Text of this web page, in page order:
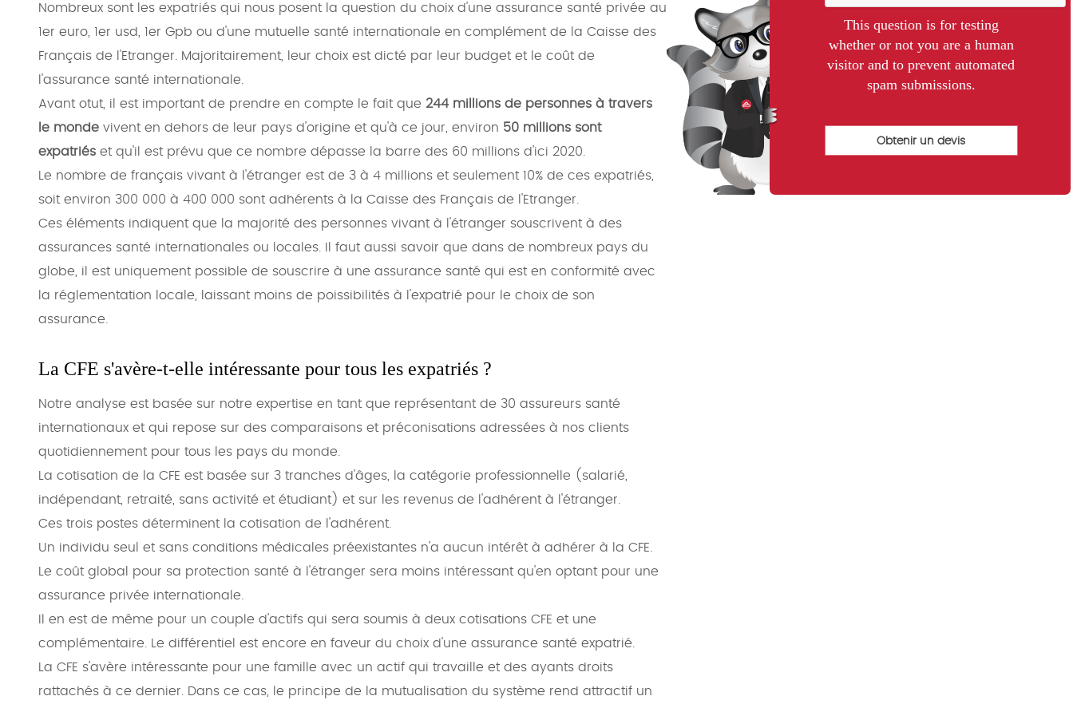
Nombreux sont les expatriés qui nous posent la question du choix d'une assurance santé privée au
1er euro, 1er usd, 1er Gpb ou d'une mutuelle santé internationale en complément de la Caisse des
Français de l'Etranger. Majoritairement, leur choix est dicté par leur budget et le coût de
l'assurance santé internationale.
Avant otut, il est important de prendre en compte le fait que 244 millions de personnes à travers
le monde vivent en dehors de leur pays d'origine et qu'à ce jour, environ 50 millions sont
expatriés et qu'il est prévu que ce nombre dépasse la barre des 60 millions d'ici 2020.
Le nombre de français vivant à l'étranger est de 3 à 4 millions et seulement 10% de ces expatriés,
soit environ 300 000 à 400 000 sont adhérents à la Caisse des Français de l'Etranger.
Ces éléments indiquent que la majorité des personnes vivant à l'étranger souscrivent à des
assurances santé internationales ou locales. Il faut aussi savoir que dans de nombreux pays du
globe, il est uniquement possible de souscrire à une assurance santé qui est en conformité avec
la réglementation locale, laissant moins de poissibilités à l'expatrié pour le choix de son
assurance.
La CFE s'avère-t-elle intéressante pour tous les expatriés ?
Notre analyse est basée sur notre expertise en tant que représentant de 30 assureurs santé
internationaux et qui repose sur des comparaisons et préconisations adressées à nos clients
quotidiennement pour tous les pays du monde.
La cotisation de la CFE est basée sur 3 tranches d'âges, la catégorie professionnelle (salarié,
indépendant, retraité, sans activité et étudiant) et sur les revenus de l'adhérent à l'étranger.
Ces trois postes déterminent la cotisation de l'adhérent.
Un individu seul et sans conditions médicales préexistantes n'a aucun intérêt à adhérer à la CFE.
Le coût global pour sa protection santé à l'étranger sera moins intéressant qu'en optant pour une
assurance privée internationale.
Il en est de même pour un couple d'actifs qui sera soumis à deux cotisations CFE et une
complémentaire. Le différentiel est encore en faveur du choix d'une assurance santé expatrié.
La CFE s'avère intéressante pour une famille avec un actif qui travaille et des ayants droits
rattachés à ce dernier. Dans ce cas, le principe de la mutualisation du système rend attractif un
This question is for testing
whether or not you are a human
visitor and to prevent automated
spam submissions.